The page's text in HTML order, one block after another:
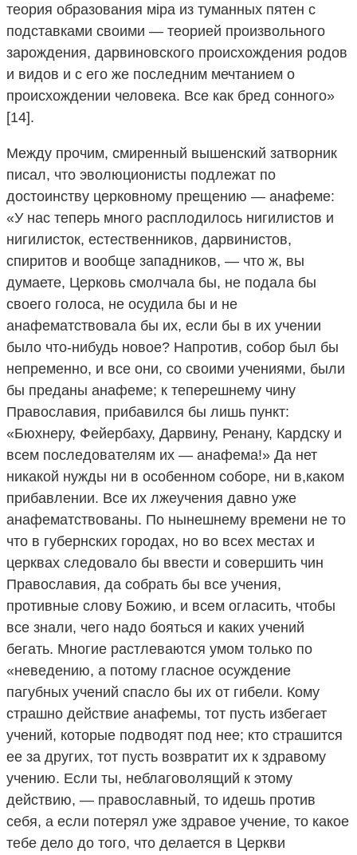
теория образования мiрa из туманных пятен с
подставками своими — теорией произвольного
зарождения, дарвиновского происхождения родов
и видов и с его же последним мечтанием о
происхождении человека. Все как бред сонного»
[14].
Между прочим, смиренный вышенский затворник
писал, что эволюционисты подлежат по
достоинству церковному прещению — анафеме:
«У нас теперь много расплодилось нигилистов и
нигилисток, естественников, дарвинистов,
спиритов и вообще западников, — что ж, вы
думаете, Церковь смолчала бы, не подала бы
своего голоса, не осудила бы и не
анафематствовала бы их, если бы в их учении
было что-нибудь новое? Напротив, собор был бы
непременно, и все они, со своими учениями, были
бы преданы анафеме; к теперешнему чину
Православия, прибавился бы лишь пункт:
«Бюхнеру, Фейербаху, Дарвину, Ренану, Кардску и
всем последователям их — анафема!» Да нет
никакой нужды ни в особенном соборе, ни в,каком
прибавлении. Все их лжеучения давно уже
анафематствованы. По нынешнему времени не то
что в губернских городах, но во всех местах и
церквах следовало бы ввести и совершить чин
Православия, да собрать бы все учения,
противные слову Божию, и всем огласить, чтобы
все знали, чего надо бояться и каких учений
бегать. Многие растлеваются умом только по
«неведению, а потому гласное осуждение
пагубных учений спасло бы их от гибели. Кому
страшно действие анафемы, тот пусть избегает
учений, которые подводят под нее; кто страшится
ее за других, тот пусть возвратит их к здравому
учению. Если ты, неблаговолящий к этому
действию, — православный, то идешь против
себя, а если потерял уже здравое учение, то какое
тебе дело до того, что делается в Церкви